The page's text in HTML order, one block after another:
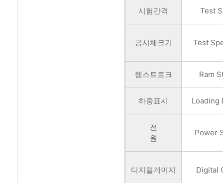
시험간격 Test
공시체크기 Test
램스트로크 Ram
하중표시 Loading
전
원
Power
디지털게이지 Digital